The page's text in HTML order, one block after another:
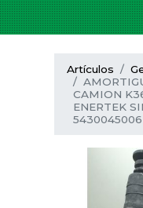
Artículos
CAMION
ENERTEK